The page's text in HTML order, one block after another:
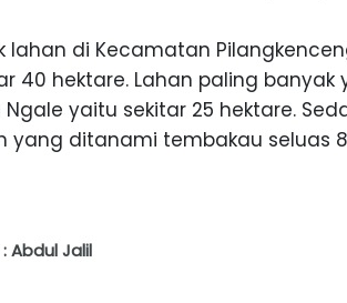
lahan di Kecamatan
40 hektare. Lahan paling
Ngale yaitu sekitar 25 hektare.
yang ditanami tembakau seluas
Abdul Jalil